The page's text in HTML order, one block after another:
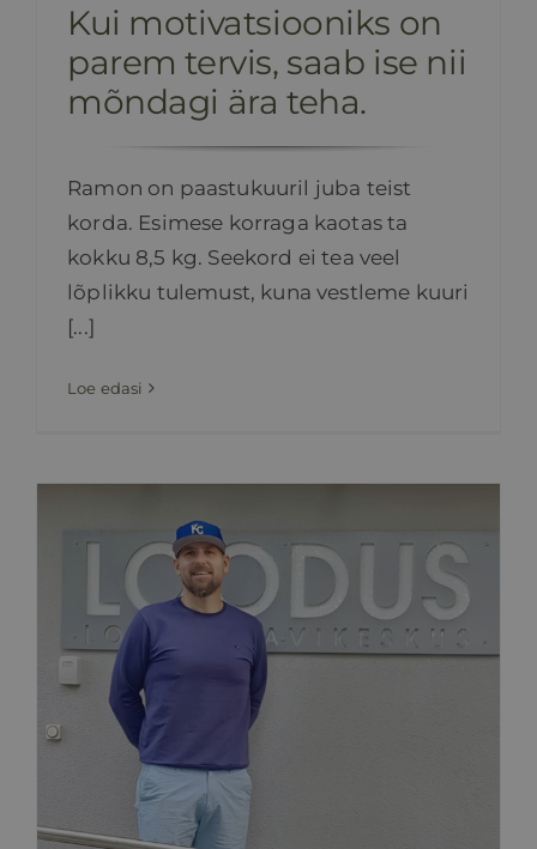
Kui motivatsiooniks on
parem tervis, saab ise nii
mõndagi ära teha.
Ramon on paastukuuril juba teist
korda. Esimese korraga kaotas ta
kokku 8,5 kg. Seekord ei tea veel
lõplikku tulemust, kuna vestleme kuuri
[...]
Loe edasi